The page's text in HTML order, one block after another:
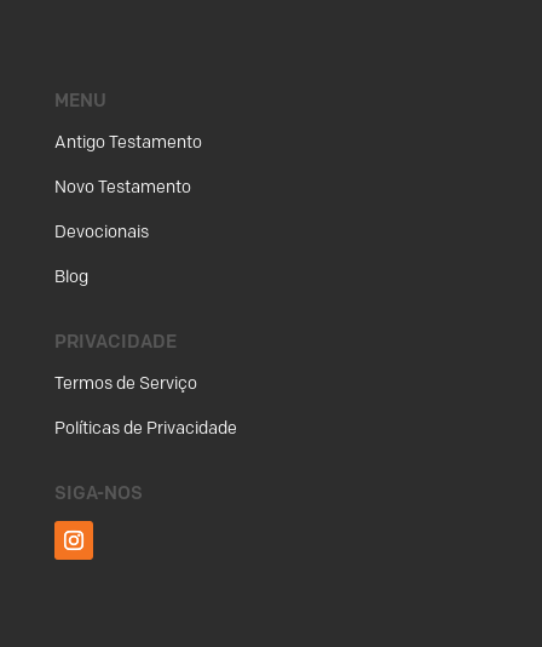
MENU
Antigo Testamento
Novo Testamento
Devocionais
Blog
PRIVACIDADE
Termos de Serviço
Políticas de Privacidade
SIGA-NOS